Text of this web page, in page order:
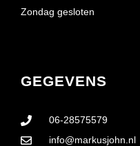
GEGEVENS
06-28575579
info@markusjohn.nl
Zondag gesloten